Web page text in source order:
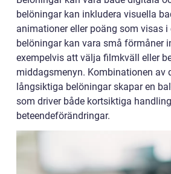
belöningar kan inkludera visuella
animationer eller poäng som visas i
belöningar kan vara små förmåner
exempelvis att välja filmkväll eller
middagsmenyn. Kombinationen av
långsiktiga belöningar skapar en
som driver både kortsiktiga
beteendeförändringar.